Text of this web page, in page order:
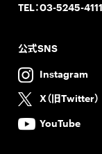
TEL：03-5245-4111
公式SNS
Instagram
X（旧Twitter）
YouTube